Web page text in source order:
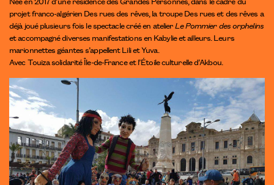
projet franco-algérien Des rues des rêves, la troupe Des rues et des rêves a
déjà joué plusieurs fois le spectacle créé en atelierLe Pommier des orphelins
et accompagné diverses manifestations en Kabylie et ailleurs. Leurs
marionnettes géantes s’appellent Lili et Yuva.
Avec Touiza solidarité Île-de-France et l’Étoile culturelle d’Akbou.